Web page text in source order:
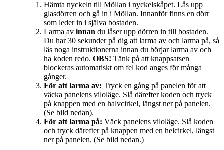
Hämta nyckeln till Möllan i nyckelskåpet. Lås upp
glasdörren och gå in i Möllan. Innanför finns en dörr
som leder in i själva bostaden.
Larma av innan du låser upp dörren in till bostaden.
Du har 30 sekunder på dig att larma av och larma på, så
läs noga instruktionerna innan du börjar larma av och
ha koden redo. OBS! Tänk på att knappsatsen
blockeras automatiskt om fel kod anges för många
gånger.
För att larma av: Tryck en gång på panelen för att
väcka panelens viloläge. Slå därefter koden och tryck
på knappen med en halvcirkel, längst ner på panelen.
(Se bild nedan).
För att larma på: Väck panelens viloläge. Slå koden
och tryck därefter på knappen med en helcirkel, längst
ner på panelen. (Se bild nedan.)